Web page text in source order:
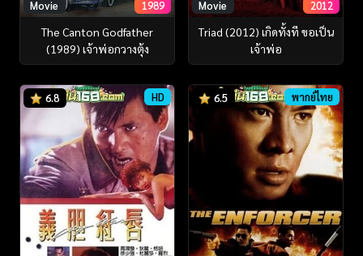
Movie 1989
The Canton Godfather
(1989) เจ้าพ่อกวางตุ้ง
Movie 2012
Triad (2012) เกิดทั้งที ขอเป็น
เจ้าพ่อ
6.8 HD 6.5 พากย์ไทย